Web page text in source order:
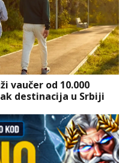
vaučer od 10.000
destinacija u Srbiji